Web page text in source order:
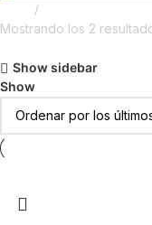
Mostrando los 2
Show sidebar
Show